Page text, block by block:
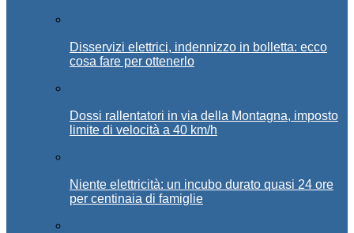
Disservizi elettrici, indennizzo in bolletta: ecco
cosa fare per ottenerlo
Dossi rallentatori in via della Montagna, imposto
limite di velocità a 40 km/h
Niente elettricità: un incubo durato quasi 24 ore
per centinaia di famiglie